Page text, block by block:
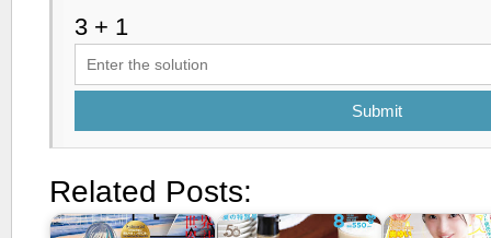
Submit
Related Posts: